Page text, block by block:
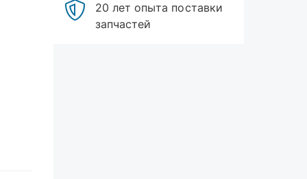
20 лет опыта поставки
запчастей